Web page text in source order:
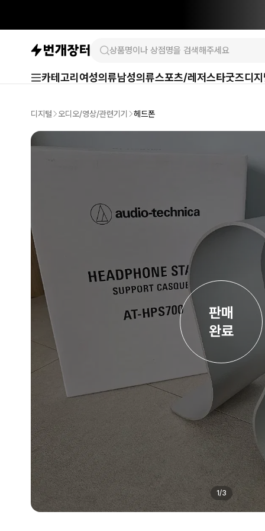
카테고리 여성의류남성의류스포츠/레저스타굿즈디
디지털 오디오/영상/관련기기 헤드폰
판매
완료
1/3